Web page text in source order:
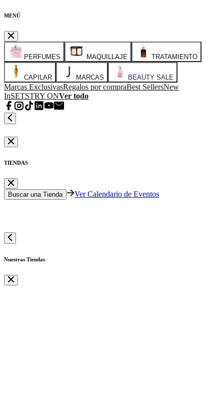
MENÚ
PERFUMES MAQUILLAJE TRATAMIENTO
CAPILAR MARCAS BEAUTY SALE
Marcas ExclusivasRegalos por compraBest SellersNew
InSETSTRY ONVer todo
TIENDAS
Buscar una Tienda Ver Calendario de Eventos
Nuestras Tiendas